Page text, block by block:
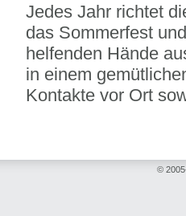
Jedes Jahr richtet
das Sommerfest
helfenden Hände
in einem
Kontakte vor Ort
©